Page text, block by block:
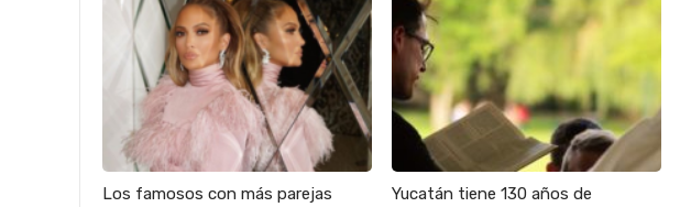
Los famosos con más parejas
Yucatán tiene 130 años de